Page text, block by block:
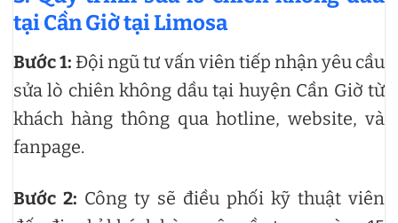
tại Cần Giờtại Limosa
Bước 1: Đội ngũ tư vấn viên tiếp nhận yêu cầu
sửa lò chiên không dầu tại huyện Cần Giờ từ
khách hàng thông qua hotline, website, và
fanpage.
Bước 2: Công ty sẽ điều phối kỹ thuật viên